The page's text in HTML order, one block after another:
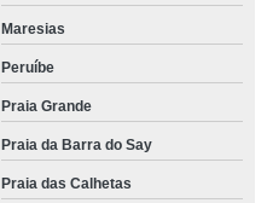
Maresias
Peruíbe
Praia Grande
Praia da Barra do Say
Praia das Calhetas